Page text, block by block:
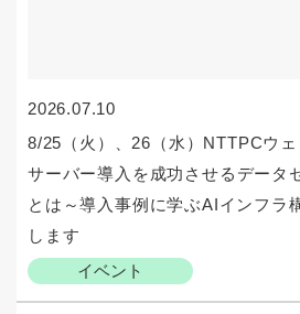
2026.07.10
イベント
8/25（火）、26（水）NTTPCウ
サーバー導入を成功させるデータ
とは～導入事例に学ぶAIインフラ
します